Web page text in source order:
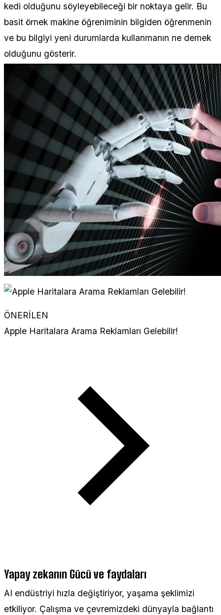
kedi olduğunu söyleyebileceği bir noktaya gelir. Bu
basit örnek makine öğreniminin bilgiden öğrenmenin
ve bu bilgiyi yeni durumlarda kullanmanın ne demek
olduğunu gösterir.
ÖNERİLEN
Apple Haritalara Arama Reklamları Gelebilir!
Yapay zekanın Gücü ve faydaları
AI endüstriyi hızla değiştiriyor, yaşama şeklimizi
etkiliyor. Çalışma ve çevremizdeki dünyayla bağlantı